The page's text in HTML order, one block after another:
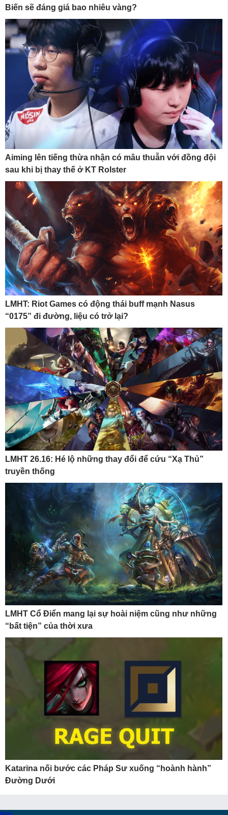
Biến sẽ đáng giá bao nhiêu vàng?
Aiming lên tiếng thừa nhận có mâu thuẫn với đồng đội
sau khi bị thay thế ở KT Rolster
LMHT: Riot Games có động thái buff mạnh Nasus
“0175” đi đường, liệu có trở lại?
LMHT 26.16: Hé lộ những thay đổi để cứu “Xạ Thủ”
truyền thống
LMHT Cổ Điển mang lại sự hoài niệm cũng như những
“bất tiện” của thời xưa
Katarina nối bước các Pháp Sư xuống “hoành hành”
Đường Dưới